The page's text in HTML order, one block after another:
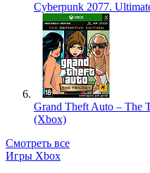
Cyberpunk 2077.
Grand Theft Auto – The
(Xbox)
Смотреть все
Игры Xbox